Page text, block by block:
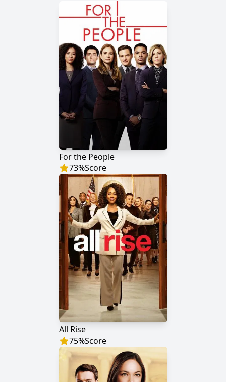
For the People
73%Score
All Rise
75%Score